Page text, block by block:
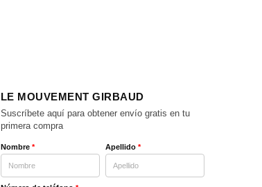
LE MOUVEMENT GIRBAUD
Suscríbete aquí para obtener envío gratis en tu
primera compra
Nombre* Apellido*